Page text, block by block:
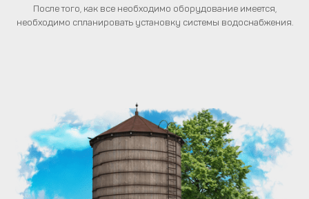
После того, как все необходимо оборудование имеется,
необходимо спланировать установку системы водоснабжения.